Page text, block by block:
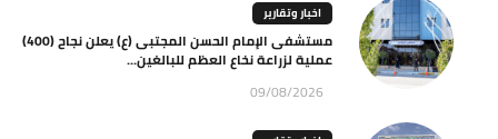
اخبار وتقارير
مستشفى الإمام الحسن المجتبى (ع) يعلن نجاح (400)
عملية لزراعة نخاع العظم للبالغين...
09/08/2026